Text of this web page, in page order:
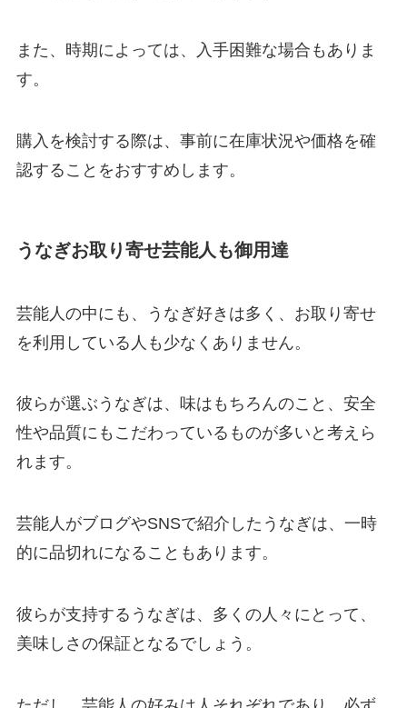
また、時期によっては、入手困難な場合もありま
す。
購入を検討する際は、事前に在庫状況や価格を確
認することをおすすめします。
うなぎお取り寄せ芸能人も御用達
芸能人の中にも、うなぎ好きは多く、お取り寄せ
を利用している人も少なくありません。
彼らが選ぶうなぎは、味はもちろんのこと、安全
性や品質にもこだわっているものが多いと考えら
れます。
芸能人がブログやSNSで紹介したうなぎは、一時
的に品切れになることもあります。
彼らが支持するうなぎは、多くの人々にとって、
美味しさの保証となるでしょう。